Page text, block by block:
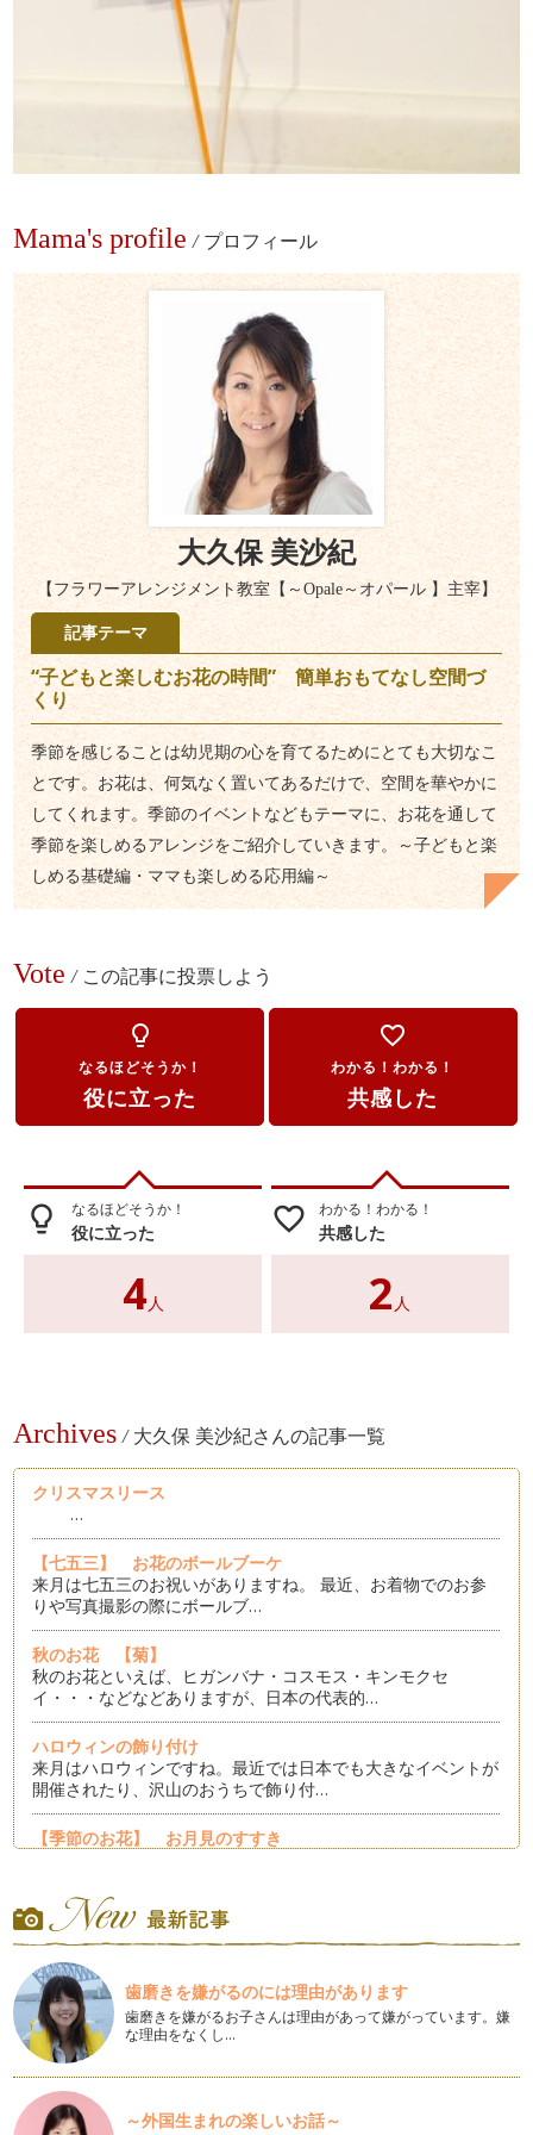
Mama's profile / プロフィール
大久保 美沙紀
【フラワーアレンジメント教室【～Opale～オパール 】主宰】
記事テーマ
“子どもと楽しむお花の時間” 簡単おもてなし空間づ
くり
季節を感じることは幼児期の心を育てるためにとても大切なこ
とです。お花は、何気なく置いてあるだけで、空間を華やかに
してくれます。季節のイベントなどもテーマに、お花を通して
季節を楽しめるアレンジをご紹介していきます。～子どもと楽
しめる基礎編・ママも楽しめる応用編～
Vote / この記事に投票しよう
lightbulb_outline
なるほどそうか！
役に立った
favorite_border
わかる！わかる！
共感した
lightbulb_outline なるほどそうか！
役に立った
4人
favorite_border わかる！わかる！
共感した
2 人
Archives / 大久保 美沙紀さんの記事一覧
クリスマスリース
…
【七五三】 お花のボールブーケ
来月は七五三のお祝いがありますね。 最近、お着物でのお参
りや写真撮影の際にボールブ…
秋のお花 【菊】
秋のお花といえば、ヒガンバナ・コスモス・キンモクセ
イ・・・などなどありますが、日本の代表的…
ハロウィンの飾り付け
来月はハロウィンですね。最近では日本でも大きなイベントが
開催されたり、沢山のおうちで飾り付…
【季節のお花】 お月見のすすき
あまった造花☆フラワーゴムの作り方
フラワーアレンジメントをしていると、どうしても中途半端
にお花が残って…
いろいろな種類のお花の特徴～かんたんまとめ～
【 プリザーブドフラワー 】 ｐｒｅｓｅｒｖｅ＝保存す
る。と…
＊夏場＊ お花を長持ちさせるポイント
歯磨きを嫌がるのには理由があります
歯磨きを嫌がるお子さんは理由があって嫌がっています。嫌
な理由をなくし…
～外国生まれの楽しいお話～